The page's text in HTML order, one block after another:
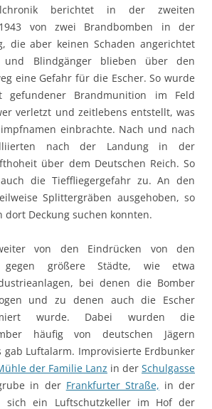
berichtet in der zweiten
von zwei Brandbomben in der
die aber keinen Schaden angerichtet
und Blindgänger blieben über den
eine Gefahr für die Escher. So wurde
gefundener Brandmunition im Feld
verletzt und zeitlebens entstellt, was
einbrachte. Nach und nach
nach der Landung in der
über dem Deutschen Reich. So
die Tieffliegergefahr zu. An den
Splittergräben ausgehoben, so
dort Deckung suchen konnten.
von den Eindrücken von den
gegen größere Städte, wie etwa
bei denen die Bomber
und zu denen auch die Escher
wurde. Dabei wurden die
häufig von deutschen Jägern
gab Luftalarm. Improvisierte Erdbunker
der Familie Lanz in der Schulgasse
in der Frankfurter Straße, in der
sich ein Luftschutzkeller im Hof der